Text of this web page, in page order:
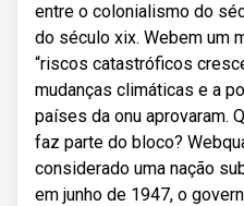
entre o colonialismo do
do século xix. Webem um
“riscos catastróficos
mudanças climáticas e a
países da onu aprovaram.
faz parte do bloco?
considerado uma nação
em junho de 1947, o